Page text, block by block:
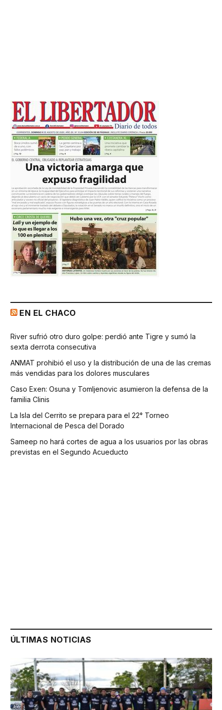
EN EL CHACO
River sufrió otro duro golpe: perdió ante Tigre y sumó la
sexta derrota consecutiva
ANMAT prohibió el uso y la distribución de una de las cremas
más vendidas para los dolores musculares
Caso Exen: Osuna y Tomljenovic asumieron la defensa de la
familia Clinis
La Isla del Cerrito se prepara para el 22° Torneo
Internacional de Pesca del Dorado
Sameep no hará cortes de agua a los usuarios por las obras
previstas en el Segundo Acueducto
ÚLTIMAS NOTICIAS